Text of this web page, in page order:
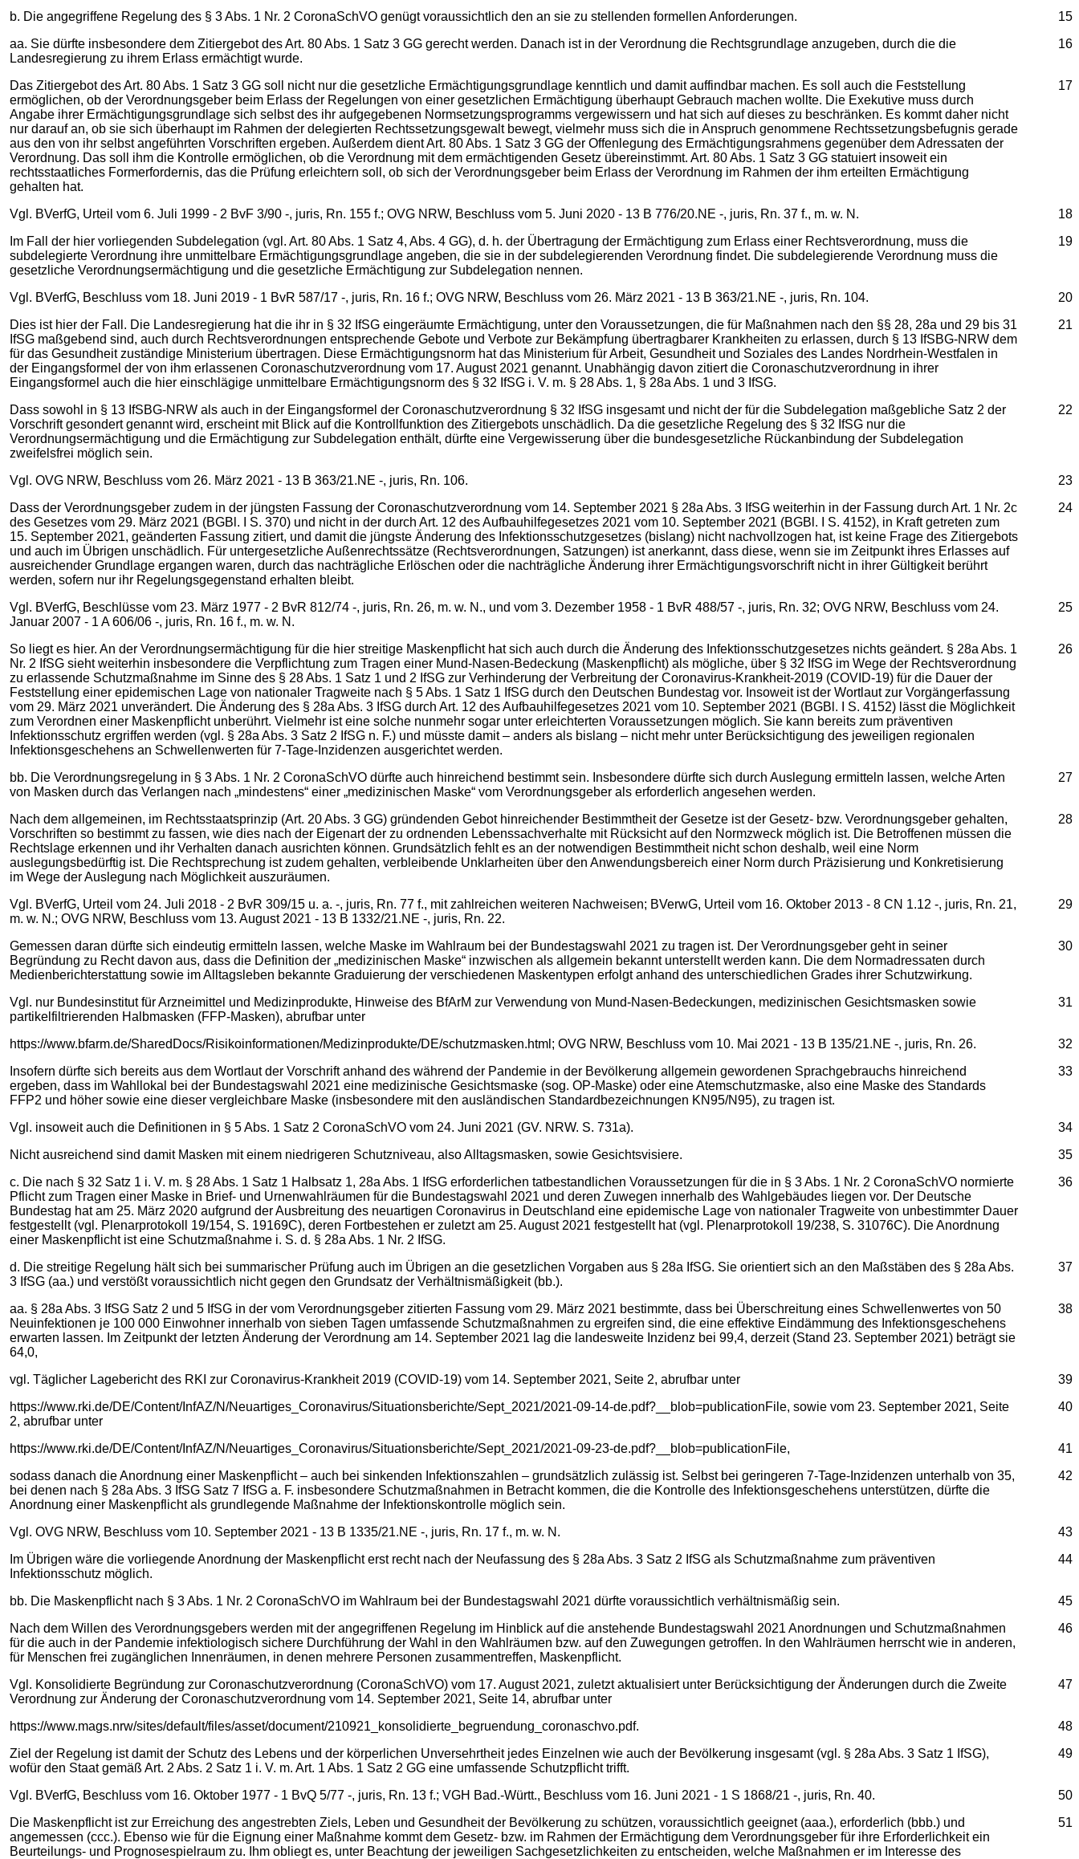
15
b. Die angegriffene Regelung des § 3 Abs. 1 Nr. 2 CoronaSchVO genügt voraussichtlich den an sie zu stellenden formellen Anforderungen.
16
aa. Sie dürfte insbesondere dem Zitiergebot des Art. 80 Abs. 1 Satz 3 GG gerecht werden. Danach ist in der Verordnung die Rechtsgrundlage anzugeben, durch die die
Landesregierung zu ihrem Erlass ermächtigt wurde.
17
Das Zitiergebot des Art. 80 Abs. 1 Satz 3 GG soll nicht nur die gesetzliche Ermächtigungsgrundlage kenntlich und damit auffindbar machen. Es soll auch die Feststellung
ermöglichen, ob der Verordnungsgeber beim Erlass der Regelungen von einer gesetzlichen Ermächtigung überhaupt Gebrauch machen wollte. Die Exekutive muss durch
Angabe ihrer Ermächtigungsgrundlage sich selbst des ihr aufgegebenen Normsetzungsprogramms vergewissern und hat sich auf dieses zu beschränken. Es kommt daher nicht
nur darauf an, ob sie sich überhaupt im Rahmen der delegierten Rechtssetzungsgewalt bewegt, vielmehr muss sich die in Anspruch genommene Rechtssetzungsbefugnis gerade
aus den von ihr selbst angeführten Vorschriften ergeben. Außerdem dient Art. 80 Abs. 1 Satz 3 GG der Offenlegung des Ermächtigungsrahmens gegenüber dem Adressaten der
Verordnung. Das soll ihm die Kontrolle ermöglichen, ob die Verordnung mit dem ermächtigenden Gesetz übereinstimmt. Art. 80 Abs. 1 Satz 3 GG statuiert insoweit ein
rechtsstaatliches Formerfordernis, das die Prüfung erleichtern soll, ob sich der Verordnungsgeber beim Erlass der Verordnung im Rahmen der ihm erteilten Ermächtigung
gehalten hat.
18
Vgl. BVerfG, Urteil vom 6. Juli 1999 - 2 BvF 3/90 -, juris, Rn. 155 f.; OVG NRW, Beschluss vom 5. Juni 2020 - 13 B 776/20.NE -, juris, Rn. 37 f., m. w. N.
19
Im Fall der hier vorliegenden Subdelegation (vgl. Art. 80 Abs. 1 Satz 4, Abs. 4 GG), d. h. der Übertragung der Ermächtigung zum Erlass einer Rechtsverordnung, muss die
subdelegierte Verordnung ihre unmittelbare Ermächtigungsgrundlage angeben, die sie in der subdelegierenden Verordnung findet. Die subdelegierende Verordnung muss die
gesetzliche Verordnungsermächtigung und die gesetzliche Ermächtigung zur Subdelegation nennen.
20
Vgl. BVerfG, Beschluss vom 18. Juni 2019 - 1 BvR 587/17 -, juris, Rn. 16 f.; OVG NRW, Beschluss vom 26. März 2021 - 13 B 363/21.NE -, juris, Rn. 104.
21
Dies ist hier der Fall. Die Landesregierung hat die ihr in § 32 IfSG eingeräumte Ermächtigung, unter den Voraussetzungen, die für Maßnahmen nach den §§ 28, 28a und 29 bis 31
IfSG maßgebend sind, auch durch Rechtsverordnungen entsprechende Gebote und Verbote zur Bekämpfung übertragbarer Krankheiten zu erlassen, durch § 13 IfSBG-NRW dem
für das Gesundheit zuständige Ministerium übertragen. Diese Ermächtigungsnorm hat das Ministerium für Arbeit, Gesundheit und Soziales des Landes Nordrhein-Westfalen in
der Eingangsformel der von ihm erlassenen Coronaschutzverordnung vom 17. August 2021 genannt. Unabhängig davon zitiert die Coronaschutzverordnung in ihrer
Eingangsformel auch die hier einschlägige unmittelbare Ermächtigungsnorm des § 32 IfSG i. V. m. § 28 Abs. 1, § 28a Abs. 1 und 3 IfSG.
22
Dass sowohl in § 13 IfSBG-NRW als auch in der Eingangsformel der Coronaschutzverordnung § 32 IfSG insgesamt und nicht der für die Subdelegation maßgebliche Satz 2 der
Vorschrift gesondert genannt wird, erscheint mit Blick auf die Kontrollfunktion des Zitiergebots unschädlich. Da die gesetzliche Regelung des § 32 IfSG nur die
Verordnungsermächtigung und die Ermächtigung zur Subdelegation enthält, dürfte eine Vergewisserung über die bundesgesetzliche Rückanbindung der Subdelegation
zweifelsfrei möglich sein.
23
Vgl. OVG NRW, Beschluss vom 26. März 2021 ‑ 13 B 363/21.NE -, juris, Rn. 106.
24
Dass der Verordnungsgeber zudem in der jüngsten Fassung der Coronaschutzverordnung vom 14. September 2021 § 28a Abs. 3 IfSG weiterhin in der Fassung durch Art. 1 Nr. 2c
des Gesetzes vom 29. März 2021 (BGBl. I S. 370) und nicht in der durch Art. 12 des Aufbauhilfegesetzes 2021 vom 10. September 2021 (BGBl. I S. 4152), in Kraft getreten zum
15. September 2021, geänderten Fassung zitiert, und damit die jüngste Änderung des Infektionsschutzgesetzes (bislang) nicht nachvollzogen hat, ist keine Frage des Zitiergebots
und auch im Übrigen unschädlich. Für untergesetzliche Außenrechtssätze (Rechtsverordnungen, Satzungen) ist anerkannt, dass diese, wenn sie im Zeitpunkt ihres Erlasses auf
ausreichender Grundlage ergangen waren, durch das nachträgliche Erlöschen oder die nachträgliche Änderung ihrer Ermächtigungsvorschrift nicht in ihrer Gültigkeit berührt
werden, sofern nur ihr Regelungsgegenstand erhalten bleibt.
25
Vgl. BVerfG, Beschlüsse vom 23. März 1977 - 2 BvR 812/74 -, juris, Rn. 26, m. w. N., und vom 3. Dezember 1958 - 1 BvR 488/57 -, juris, Rn. 32; OVG NRW, Beschluss vom 24.
Januar 2007 - 1 A 606/06 -, juris, Rn. 16 f., m. w. N.
26
So liegt es hier. An der Verordnungsermächtigung für die hier streitige Maskenpflicht hat sich auch durch die Änderung des Infektionsschutzgesetzes nichts geändert. § 28a Abs. 1
Nr. 2 IfSG sieht weiterhin insbesondere die Verpflichtung zum Tragen einer Mund-Nasen-Bedeckung (Maskenpflicht) als mögliche, über § 32 IfSG im Wege der Rechtsverordnung
zu erlassende Schutzmaßnahme im Sinne des § 28 Abs. 1 Satz 1 und 2 IfSG zur Verhinderung der Verbreitung der Coronavirus-Krankheit-2019 (COVID-19) für die Dauer der
Feststellung einer epidemischen Lage von nationaler Tragweite nach § 5 Abs. 1 Satz 1 IfSG durch den Deutschen Bundestag vor. Insoweit ist der Wortlaut zur Vorgängerfassung
vom 29. März 2021 unverändert. Die Änderung des § 28a Abs. 3 IfSG durch Art. 12 des Aufbauhilfegesetzes 2021 vom 10. September 2021 (BGBl. I S. 4152) lässt die Möglichkeit
zum Verordnen einer Maskenpflicht unberührt. Vielmehr ist eine solche nunmehr sogar unter erleichterten Voraussetzungen möglich. Sie kann bereits zum präventiven
Infektionsschutz ergriffen werden (vgl. § 28a Abs. 3 Satz 2 IfSG n. F.) und müsste damit – anders als bislang – nicht mehr unter Berücksichtigung des jeweiligen regionalen
Infektionsgeschehens an Schwellenwerten für 7-Tage-Inzidenzen ausgerichtet werden.
27
bb. Die Verordnungsregelung in § 3 Abs. 1 Nr. 2 CoronaSchVO dürfte auch hinreichend bestimmt sein. Insbesondere dürfte sich durch Auslegung ermitteln lassen, welche Arten
von Masken durch das Verlangen nach „mindestens“ einer „medizinischen Maske“ vom Verordnungsgeber als erforderlich angesehen werden.
28
Nach dem allgemeinen, im Rechtsstaatsprinzip (Art. 20 Abs. 3 GG) gründenden Gebot hinreichender Bestimmtheit der Gesetze ist der Gesetz- bzw. Verordnungsgeber gehalten,
Vorschriften so bestimmt zu fassen, wie dies nach der Eigenart der zu ordnenden Lebenssachverhalte mit Rücksicht auf den Normzweck möglich ist. Die Betroffenen müssen die
Rechtslage erkennen und ihr Verhalten danach ausrichten können. Grundsätzlich fehlt es an der notwendigen Bestimmtheit nicht schon deshalb, weil eine Norm
auslegungsbedürftig ist. Die Rechtsprechung ist zudem gehalten, verbleibende Unklarheiten über den Anwendungsbereich einer Norm durch Präzisierung und Konkretisierung
im Wege der Auslegung nach Möglichkeit auszuräumen.
29
Vgl. BVerfG, Urteil vom 24. Juli 2018 - 2 BvR 309/15 u. a. -, juris, Rn. 77 f., mit zahlreichen weiteren Nachweisen; BVerwG, Urteil vom 16. Oktober 2013 - 8 CN 1.12 -, juris, Rn. 21,
m. w. N.; OVG NRW, Beschluss vom 13. August 2021 - 13 B 1332/21.NE -, juris, Rn. 22.
30
Gemessen daran dürfte sich eindeutig ermitteln lassen, welche Maske im Wahlraum bei der Bundestagswahl 2021 zu tragen ist. Der Verordnungsgeber geht in seiner
Begründung zu Recht davon aus, dass die Definition der „medizinischen Maske“ inzwischen als allgemein bekannt unterstellt werden kann. Die dem Normadressaten durch
Medienberichterstattung sowie im Alltagsleben bekannte Graduierung der verschiedenen Maskentypen erfolgt anhand des unterschiedlichen Grades ihrer Schutzwirkung.
31
Vgl. nur Bundesinstitut für Arzneimittel und Medizinprodukte, Hinweise des BfArM zur Verwendung von Mund-Nasen-Bedeckungen, medizinischen Gesichtsmasken sowie
partikelfiltrierenden Halbmasken (FFP-Masken), abrufbar unter
32
https://www.bfarm.de/SharedDocs/Risikoinformationen/Medizinprodukte/DE/schutzmasken.html; OVG NRW, Beschluss vom 10. Mai 2021 - 13 B 135/21.NE -, juris, Rn. 26.
33
Insofern dürfte sich bereits aus dem Wortlaut der Vorschrift anhand des während der Pandemie in der Bevölkerung allgemein gewordenen Sprachgebrauchs hinreichend
ergeben, dass im Wahllokal bei der Bundestagswahl 2021 eine medizinische Gesichtsmaske (sog. OP-Maske) oder eine Atemschutzmaske, also eine Maske des Standards
FFP2 und höher sowie eine dieser vergleichbare Maske (insbesondere mit den ausländischen Standardbezeichnungen KN95/N95), zu tragen ist.
34
Vgl. insoweit auch die Definitionen in § 5 Abs. 1 Satz 2 CoronaSchVO vom 24. Juni 2021 (GV. NRW. S. 731a).
35
Nicht ausreichend sind damit Masken mit einem niedrigeren Schutzniveau, also Alltagsmasken, sowie Gesichtsvisiere.
36
c. Die nach § 32 Satz 1 i. V. m. § 28 Abs. 1 Satz 1 Halbsatz 1, 28a Abs. 1 IfSG erforderlichen tatbestandlichen Voraussetzungen für die in § 3 Abs. 1 Nr. 2 CoronaSchVO normierte
Pflicht zum Tragen einer Maske in Brief- und Urnenwahlräumen für die Bundestagswahl 2021 und deren Zuwegen innerhalb des Wahlgebäudes liegen vor. Der Deutsche
Bundestag hat am 25. März 2020 aufgrund der Ausbreitung des neuartigen Coronavirus in Deutschland eine epidemische Lage von nationaler Tragweite von unbestimmter Dauer
festgestellt (vgl. Plenarprotokoll 19/154, S. 19169C), deren Fortbestehen er zuletzt am 25. August 2021 festgestellt hat (vgl. Plenarprotokoll 19/238, S. 31076C). Die Anordnung
einer Maskenpflicht ist eine Schutzmaßnahme i. S. d. § 28a Abs. 1 Nr. 2 IfSG.
37
d. Die streitige Regelung hält sich bei summarischer Prüfung auch im Übrigen an die gesetzlichen Vorgaben aus § 28a IfSG. Sie orientiert sich an den Maßstäben des § 28a Abs.
3 IfSG (aa.) und verstößt voraussichtlich nicht gegen den Grundsatz der Verhältnismäßigkeit (bb.).
38
aa. § 28a Abs. 3 IfSG Satz 2 und 5 IfSG in der vom Verordnungsgeber zitierten Fassung vom 29. März 2021 bestimmte, dass bei Überschreitung eines Schwellenwertes von 50
Neuinfektionen je 100 000 Einwohner innerhalb von sieben Tagen umfassende Schutzmaßnahmen zu ergreifen sind, die eine effektive Eindämmung des Infektionsgeschehens
erwarten lassen. Im Zeitpunkt der letzten Änderung der Verordnung am 14. September 2021 lag die landesweite Inzidenz bei 99,4, derzeit (Stand 23. September 2021) beträgt sie
64,0,
39
vgl. Täglicher Lagebericht des RKI zur Coronavirus-Krankheit 2019 (COVID-19) vom 14. September 2021, Seite 2, abrufbar unter
40
https://www.rki.de/DE/Content/InfAZ/N/Neuartiges_Coronavirus/Situationsberichte/Sept_2021/2021-09-14-de.pdf?__blob=publicationFile, sowie vom 23. September 2021, Seite
2, abrufbar unter
41
https://www.rki.de/DE/Content/InfAZ/N/Neuartiges_Coronavirus/Situationsberichte/Sept_2021/2021-09-23-de.pdf?__blob=publicationFile,
42
sodass danach die Anordnung einer Maskenpflicht – auch bei sinkenden Infektionszahlen – grundsätzlich zulässig ist. Selbst bei geringeren 7-Tage-Inzidenzen unterhalb von 35,
bei denen nach § 28a Abs. 3 IfSG Satz 7 IfSG a. F. insbesondere Schutzmaßnahmen in Betracht kommen, die die Kontrolle des Infektionsgeschehens unterstützen, dürfte die
Anordnung einer Maskenpflicht als grundlegende Maßnahme der Infektionskontrolle möglich sein.
43
Vgl. OVG NRW, Beschluss vom 10. September 2021 - 13 B 1335/21.NE -, juris, Rn. 17 f., m. w. N.
44
Im Übrigen wäre die vorliegende Anordnung der Maskenpflicht erst recht nach der Neufassung des § 28a Abs. 3 Satz 2 IfSG als Schutzmaßnahme zum präventiven
Infektionsschutz möglich.
45
bb. Die Maskenpflicht nach § 3 Abs. 1 Nr. 2 CoronaSchVO im Wahlraum bei der Bundestagswahl 2021 dürfte voraussichtlich verhältnismäßig sein.
46
Nach dem Willen des Verordnungsgebers werden mit der angegriffenen Regelung im Hinblick auf die anstehende Bundestagswahl 2021 Anordnungen und Schutzmaßnahmen
für die auch in der Pandemie infektiologisch sichere Durchführung der Wahl in den Wahlräumen bzw. auf den Zuwegungen getroffen. In den Wahlräumen herrscht wie in anderen,
für Menschen frei zugänglichen Innenräumen, in denen mehrere Personen zusammentreffen, Maskenpflicht.
47
Vgl. Konsolidierte Begründung zur Coronaschutzverordnung (CoronaSchVO) vom 17. August 2021, zuletzt aktualisiert unter Berücksichtigung der Änderungen durch die Zweite
Verordnung zur Änderung der Coronaschutzverordnung vom 14. September 2021, Seite 14, abrufbar unter
48
https://www.mags.nrw/sites/default/files/asset/document/210921_konsolidierte_begruendung_coronaschvo.pdf.
49
Ziel der Regelung ist damit der Schutz des Lebens und der körperlichen Unversehrtheit jedes Einzelnen wie auch der Bevölkerung insgesamt (vgl. § 28a Abs. 3 Satz 1 IfSG),
wofür den Staat gemäß Art. 2 Abs. 2 Satz 1 i. V. m. Art. 1 Abs. 1 Satz 2 GG eine umfassende Schutzpflicht trifft.
50
Vgl. BVerfG, Beschluss vom 16. Oktober 1977 ‑ 1 BvQ 5/77 -, juris, Rn. 13 f.; VGH Bad.-Württ., Beschluss vom 16. Juni 2021 - 1 S 1868/21 -, juris, Rn. 40.
51
Die Maskenpflicht ist zur Erreichung des angestrebten Ziels, Leben und Gesundheit der Bevölkerung zu schützen, voraussichtlich geeignet (aaa.), erforderlich (bbb.) und
angemessen (ccc.). Ebenso wie für die Eignung einer Maßnahme kommt dem Gesetz- bzw. im Rahmen der Ermächtigung dem Verordnungsgeber für ihre Erforderlichkeit ein
Beurteilungs- und Prognosespielraum zu. Ihm obliegt es, unter Beachtung der jeweiligen Sachgesetzlichkeiten zu entscheiden, welche Maßnahmen er im Interesse des